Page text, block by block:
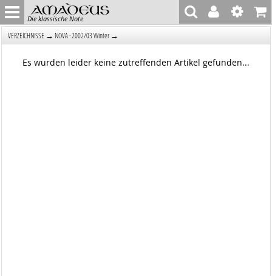
Die klassische Note
VERZEICHNISSE → NOVA · 2002/03 Winter →
Es wurden leider keine zutreffenden Artikel gefunden...